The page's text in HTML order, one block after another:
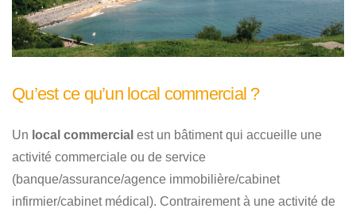
Qu’est ce qu’un local commercial ?
Un local commercial est un bâtiment qui accueille une
activité commerciale ou de service
(banque/assurance/agence immobilière/cabinet
infirmier/cabinet médical). Contrairement à une activité de